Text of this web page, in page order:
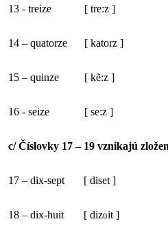
13 - treize [ tre:z ]
14 – quatorze [ katorz ]
15 – quinze [ kẽ:z ]
16 - seize [ se:z ]
c/ Číslovky 17 – 19 vznikajú
17 – dix-sept [ diset ]
18 – dix-huit [ dizüit ]